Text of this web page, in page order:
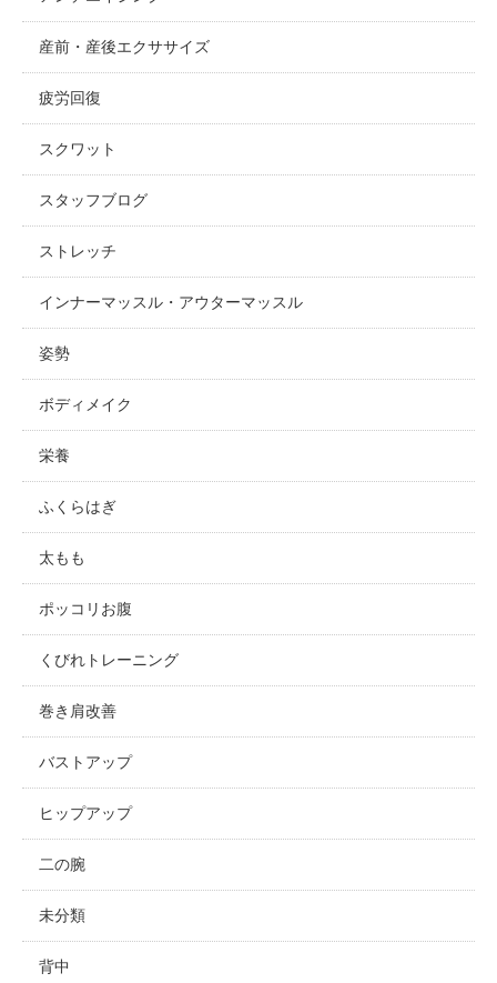
産前・産後エクササイズ
疲労回復
スクワット
スタッフブログ
ストレッチ
インナーマッスル・アウターマッスル
姿勢
ボディメイク
栄養
ふくらはぎ
太もも
ポッコリお腹
くびれトレーニング
巻き肩改善
バストアップ
ヒップアップ
二の腕
未分類
背中